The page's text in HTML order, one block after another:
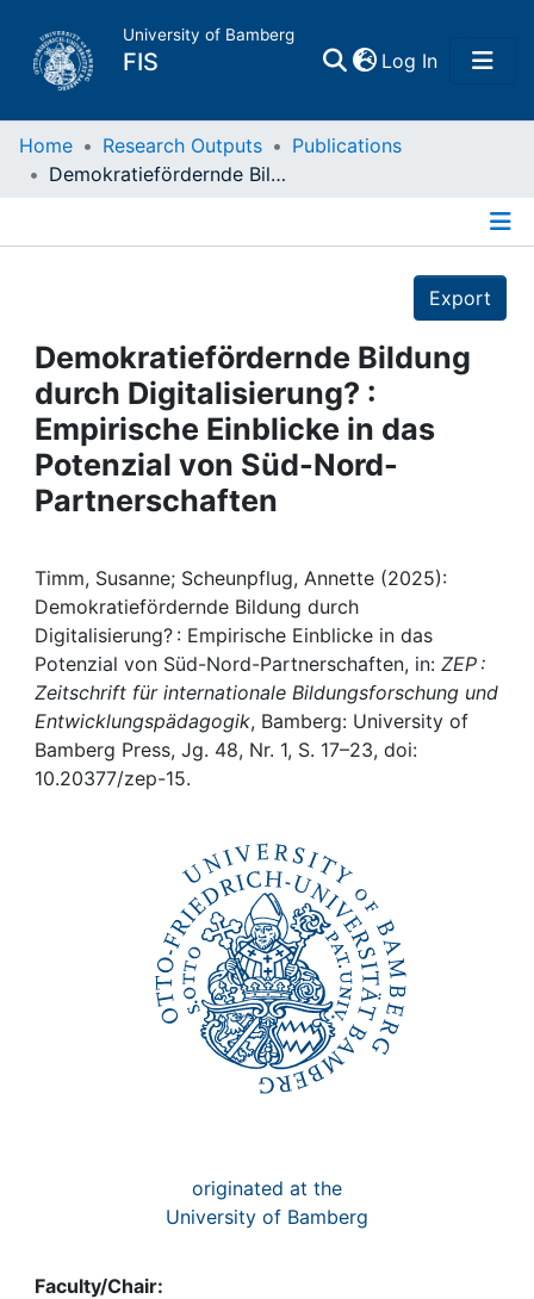
University of Bamberg
FIS Log In(current)
Home
Projects
People
Institutions
My FIS
Help
Home Research Outputs
Publications
Demokratiefördernde Bildung durch Digitalisierung? : Empirische Einblicke in das Potenzial von Süd-Nord-Partnerschaften
Export
Demokratiefördernde Bildung
durch Digitalisierung? :
Empirische Einblicke in das
Potenzial von Süd-Nord-
Partnerschaften
Timm, Susanne; Scheunpflug, Annette (2025):
Demokratiefördernde Bildung durch
Digitalisierung? : Empirische Einblicke in das
Potenzial von Süd-Nord-Partnerschaften, in: ZEP :
Zeitschrift für internationale Bildungsforschung und
Entwicklungspädagogik, Bamberg: University of
Bamberg Press, Jg. 48, Nr. 1, S. 17–23, doi:
10.20377/zep-15.
originated at the
University of Bamberg
Faculty/Chair: